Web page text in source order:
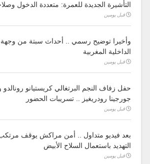
التأشيرة الجديدة للعمرة: متعددة الدخول
قبل يومين
وأخيرا توضيح رسمي .. أحداث سبتة من وجهة
الداخلية المغربية
قبل يومين
حفل زفاف النجم البرتغالي كريستيانو
جورجينا رودريغيز .. تسريبات الحضور
قبل يومين
بعد فيديو متداول .. أمن مراكش يوقف
التهديد باستعمال السلاح الأبيض
قبل يومين